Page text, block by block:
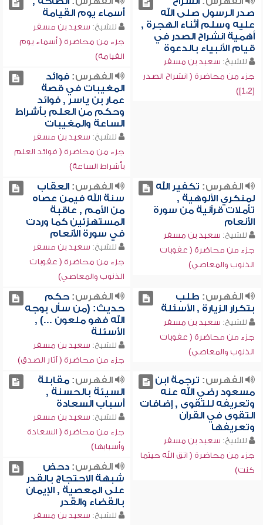
صدر الرسول صلى الله
عليه وسلم أثناء الهجرة ,
أهمية انشراح الصدر في
قيام الأنبياء بالدعوة
للشيخ: سعيد بن مسفر
جزء من محاضرة ( انشراح الصدر
[1،2])
أسماء يوم القيامة
للشيخ: سعيد بن مسفر
جزء من محاضرة ( أسماء يوم
القيامة)
الفهرس:فوائد
المغيبات في قصة
عمار بن ياسر , فوائد
وحكم من العلم بأشراط
الساعة والمغيبات
للشيخ: سعيد بن مسفر
جزء من محاضرة ( فوائد العلم
بأشراط الساعة)
الفهرس: تكفير الله
لمنكري الألوهية ,
تأملات قرآنية من سورة
الأنعام
للشيخ: سعيد بن مسفر
جزء من محاضرة ( عقوبات
الذنوب والمعاصي)
الفهرس:العقاب
سنة الله فيمن عصاه
من الأمم , عاقبة
المستهزئين كما وردت
في سورة الأنعام
للشيخ: سعيد بن مسفر
جزء من محاضرة ( عقوبات
الذنوب والمعاصي)
الفهرس: طلب
بتكرار الزيارة , الأسئلة
للشيخ: سعيد بن مسفر
جزء من محاضرة ( عقوبات
الذنوب والمعاصي)
الفهرس:حكم
حديث: (من سأل بوجه
الله فهو ملعون ...) ,
الأسئلة
للشيخ: سعيد بن مسفر
جزء من محاضرة ( آثار الصدق)
الفهرس: ترجمة ابن
مسعود رضي الله عنه
وتعريفه للتقوى , إضافات
التقوى في القرآن
وتعريفها
للشيخ: سعيد بن مسفر
جزء من محاضرة ( اتق الله حيثما
كنت)
الفهرس:مقابلة
السيئة بالحسنة ,
أسباب السعادة
للشيخ: سعيد بن مسفر
جزء من محاضرة ( السعادة
وأسبابها)
الفهرس:دحض
شبهة الاحتجاج بالقدر
على المعصية , الإيمان
بالقضاء والقدر
للشيخ: سعيد بن مسفر